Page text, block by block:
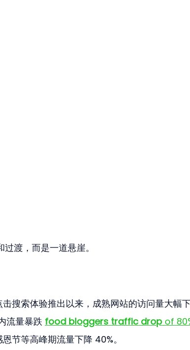
渡，而是一道悬崖。
搜索体验推出以来，成熟网站的访问量大幅
流量暴跌 food bloggers traffic drop of
节等高峰期流量下降 40%。